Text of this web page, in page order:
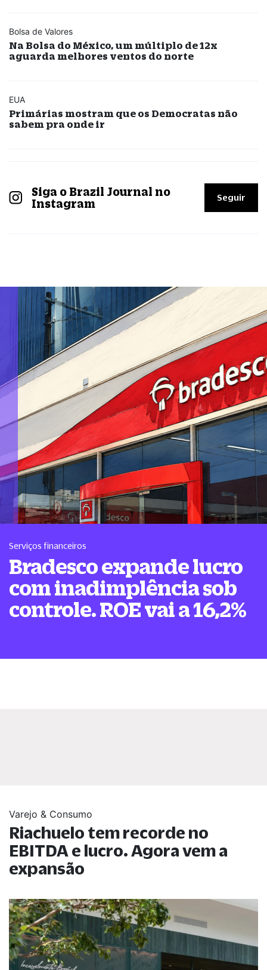
Bolsa de Valores
Na Bolsa do México, um múltiplo de 12x
aguarda melhores ventos do norte
EUA
Primárias mostram que os Democratas não
sabem pra onde ir
Siga o Brazil Journal no
Instagram
Seguir
Serviços financeiros
Bradesco expande lucro
com inadimplência sob
controle. ROE vai a 16,2%
Varejo & Consumo
Riachuelo tem recorde no
EBITDA e lucro. Agora vem a
expansão